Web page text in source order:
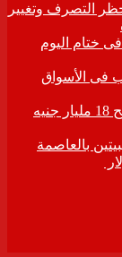
التصرف وتغيير
ختام اليوم
الذهب فى الأسواق
رأس المال السوقي للبورصة المصرية يربح 18 مليار جنيه
بالعاصمة